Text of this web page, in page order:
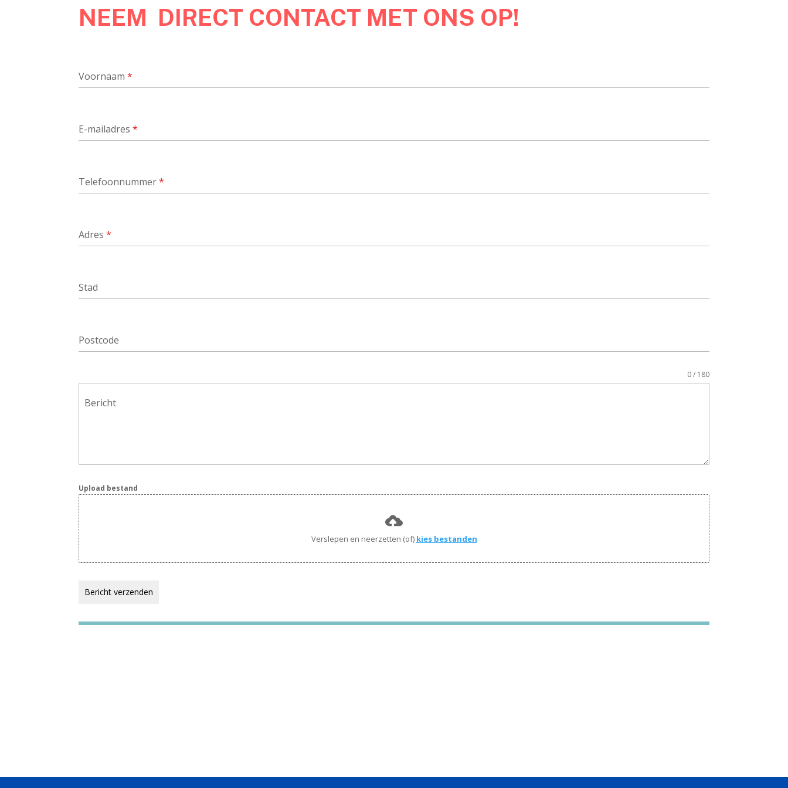
NEEM DIRECT CONTACT MET ONS OP!
Voornaam*
E-mailadres*
Telefoonnummer*
Adres*
Stad
Postcode
Bericht
0 / 180
Upload bestand
Verslepen en neerzetten (of) kies bestanden
Bericht verzenden